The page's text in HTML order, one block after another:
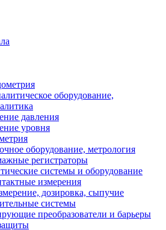
оборудование,
давления
уровня
оборудование, метрология
регистраторы
системы и оборудование
измерения
дозировка, сыпучие
системы
преобразователи и барьеры